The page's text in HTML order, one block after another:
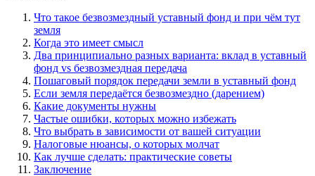
Что такое безвозмездный уставный фонд и при чём тут
земля
Когда это имеет смысл
Два принципиально разных варианта: вклад в уставный
фонд vs безвозмездная передача
Пошаговый порядок передачи земли в уставный фонд
Если земля передаётся безвозмездно (дарением)
Какие документы нужны
Частые ошибки, которых можно избежать
Что выбрать в зависимости от вашей ситуации
Налоговые нюансы, о которых молчат
Как лучше сделать: практические советы
Заключение